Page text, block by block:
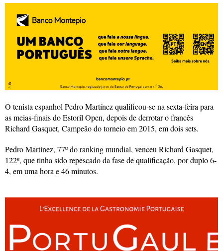
O tenista espanhol Pedro Martínez qualificou-se na sexta-feira para
as meias-finais do Estoril Open, depois de derrotar o francês
Richard Gasquet, Campeão do torneio em 2015, em dois sets.
Pedro Martínez, 77º do ranking mundial, venceu Richard Gasquet,
122º, que tinha sido repescado da fase de qualificação, por duplo 6-
4, em uma hora e 46 minutos.